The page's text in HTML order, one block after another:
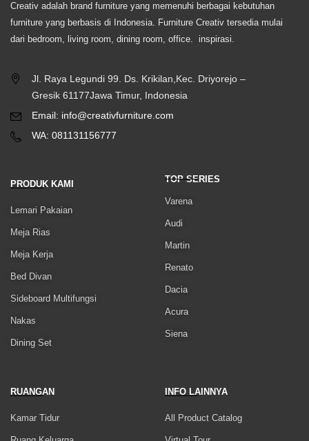
Creativ adalah brand furniture yang memenuhi berbagai kebutuhan
furniture yang berbasis di Indonesia. Furniture Creativ tersedia mulai
dari bedroom, living room, dining room, office. inspirasi.
Jl. Raya Legundi 99. Ds. Krikilan,Kec. Driyorejo –
Gresik 61177Jawa Timur, Indonesia
Email: info@creativfurniture.com
WA: 081131156777
PRODUK KAMI
Lemari Pakaian
Meja Rias
Meja Kerja
Bed Divan
Sideboard Multifungsi
Nakas
Dining Set
TOP SERIES
Varena
Audi
Martin
Renato
Dacia
Acura
Siena
RUANGAN
Kamar Tidur
INFO LAINNYA
All Product Catalog